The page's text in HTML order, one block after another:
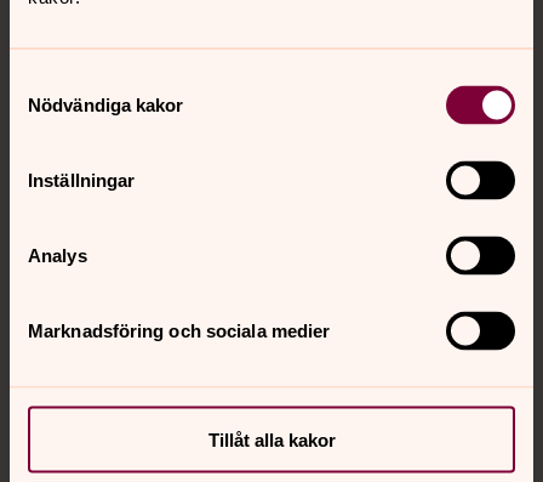
Nödvändiga kakor
Inställningar
Analys
Marknadsföring och sociala medier
Tillåt alla kakor
Kontakt
Kalender